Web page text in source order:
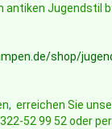
antiken Jugendstil
shop/
erreichen Sie
52 99 52 oder per